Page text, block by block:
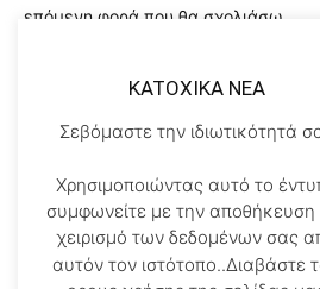
επόμενη φορά που θα σχολιάσω.
Χρησιμοποιώντας αυτό το
αποθήκευση και χειρισμό των
τον ιστότοπο..Διαβάστε του
μας*
KATOXIKA NEA
Σεβόμαστε την ιδιωτικότητά
Χρησιμοποιώντας αυτό το
συμφωνείτε με την αποθήκευση
χειρισμό των δεδομένων σας
αυτόν τον ιστότοπο..Διαβάστε